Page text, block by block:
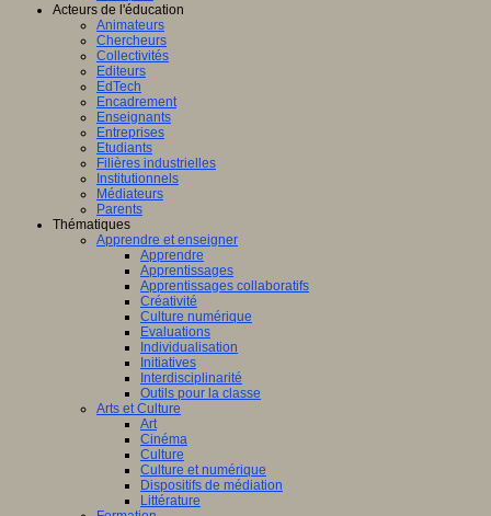
Acteurs de l'éducation
Animateurs
Chercheurs
Collectivités
Editeurs
EdTech
Encadrement
Enseignants
Entreprises
Etudiants
Filières industrielles
Institutionnels
Médiateurs
Parents
Thématiques
Apprendre et enseigner
Apprendre
Apprentissages
Apprentissages collaboratifs
Créativité
Culture numérique
Evaluations
Individualisation
Initiatives
Interdisciplinarité
Outils pour la classe
Arts et Culture
Art
Cinéma
Culture
Culture et numérique
Dispositifs de médiation
Littérature